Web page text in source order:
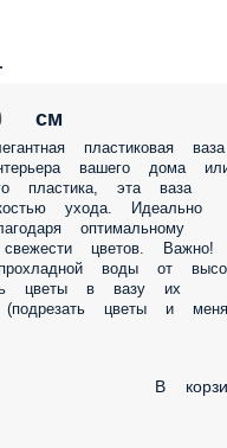
см
пластиковая ваза
вашего дома
пластика, эта ваза
ухода. Идеально
оптимальному
цветов. Важно!
воды от
цветы в вазу их
(подрезать цветы и
В